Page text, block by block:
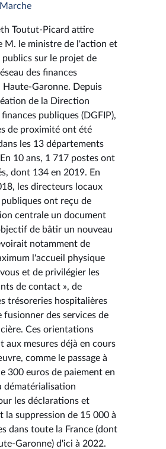
Toutut-Picard attire
M. le ministre de l'action et
publics sur le projet de
des finances
Haute-Garonne. Depuis
de la Direction
finances publiques (DGFIP),
de proximité ont été
les 13 départements
10 ans, 1 717 postes ont
dont 134 en 2019. En
les directeurs locaux
ont reçu de
centrale un document
de bâtir un nouveau
notamment de
l'accueil physique
et de privilégier les
de contact », de
trésoreries hospitalières
fusionner des services de
Ces orientations
aux mesures déjà en cours
comme le passage à
300 euros de paiement en
dématérialisation
les déclarations et
la suppression de 15 000 à
dans toute la France (dont
Garonne) d'ici à 2022.